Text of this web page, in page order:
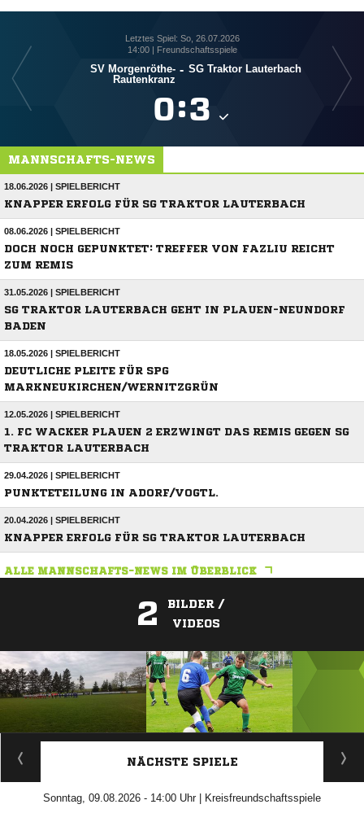
Letztes Spiel: So, 26.07.2026
14:00 | Freundschaftsspiele
SV Morgenröthe-
Rautenkranz
- SG Traktor Lauterbach
:
MANNSCHAFTS-NEWS
18.06.2026 | SPIELBERICHT
KNAPPER ERFOLG FÜR SG TRAKTOR LAUTERBACH
08.06.2026 | SPIELBERICHT
DOCH NOCH GEPUNKTET: TREFFER VON FAZLIU REICHT
ZUM REMIS
31.05.2026 | SPIELBERICHT
SG TRAKTOR LAUTERBACH GEHT IN PLAUEN-NEUNDORF
BADEN
18.05.2026 | SPIELBERICHT
DEUTLICHE PLEITE FÜR SPG
MARKNEUKIRCHEN/WERNITZGRÜN
12.05.2026 | SPIELBERICHT
1. FC WACKER PLAUEN 2 ERZWINGT DAS REMIS GEGEN SG
TRAKTOR LAUTERBACH
29.04.2026 | SPIELBERICHT
PUNKTETEILUNG IN ADORF/VOGTL.
20.04.2026 | SPIELBERICHT
KNAPPER ERFOLG FÜR SG TRAKTOR LAUTERBACH
ALLE MANNSCHAFTS-NEWS IM ÜBERBLICK
2
BILDER /
VIDEOS
ANZEIGE
NÄCHSTE SPIELE
Sonntag, 09.08.2026 - 14:00 Uhr | Kreisfreundschaftsspiele